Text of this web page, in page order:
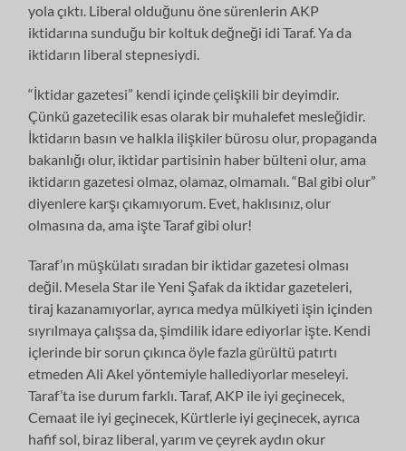
yola çıktı. Liberal olduğunu öne sürenlerin AKP
iktidarına sunduğu bir koltuk değneği idi Taraf. Ya da
iktidarın liberal stepnesiydi.
“İktidar gazetesi” kendi içinde çelişkili bir deyimdir.
Çünkü gazetecilik esas olarak bir muhalefet mesleğidir.
İktidarın basın ve halkla ilişkiler bürosu olur, propaganda
bakanlığı olur, iktidar partisinin haber bülteni olur, ama
iktidarın gazetesi olmaz, olamaz, olmamalı. “Bal gibi olur”
diyenlere karşı çıkamıyorum. Evet, haklısınız, olur
olmasına da, ama işte Taraf gibi olur!
Taraf’ın müşkülatı sıradan bir iktidar gazetesi olması
değil. Mesela Star ile Yeni Şafak da iktidar gazeteleri,
tiraj kazanamıyorlar, ayrıca medya mülkiyeti işin içinden
sıyrılmaya çalışsa da, şimdilik idare ediyorlar işte. Kendi
içlerinde bir sorun çıkınca öyle fazla gürültü patırtı
etmeden Ali Akel yöntemiyle hallediyorlar meseleyi.
Taraf’ta ise durum farklı. Taraf, AKP ile iyi geçinecek,
Cemaat ile iyi geçinecek, Kürtlerle iyi geçinecek, ayrıca
hafif sol, biraz liberal, yarım ve çeyrek aydın okur